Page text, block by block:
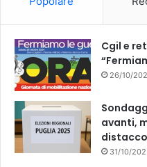
k
Cgil e
26/10/
avanti,
distacco
31/10/